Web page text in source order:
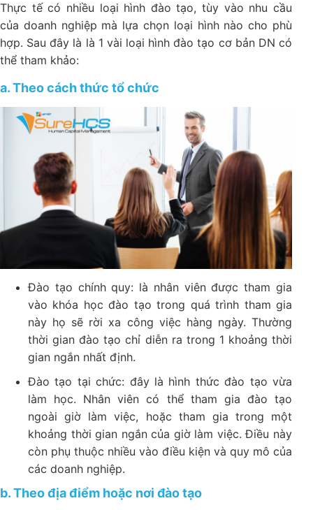
Thực tế có nhiều loại hình đào tạo, tùy vào nhu cầu
của doanh nghiệp mà lựa chọn loại hình nào cho phù
hợp. Sau đây là là 1 vài loại hình đào tạo cơ bản DN có
thể tham khảo:
a. Theo cách thức tổ chức
Đào tạo chính quy: là nhân viên được tham gia
vào khóa học đào tạo trong quá trình tham gia
này họ sẽ rời xa công việc hàng ngày. Thường
thời gian đào tạo chỉ diễn ra trong 1 khoảng thời
gian ngắn nhất định.
Đào tạo tại chức: đây là hình thức đào tạo vừa
làm học. Nhân viên có thể tham gia đào tạo
ngoài giờ làm việc, hoặc tham gia trong một
khoảng thời gian ngắn của giờ làm việc. Điều này
còn phụ thuộc nhiều vào điều kiện và quy mô của
các doanh nghiệp.
b. Theo địa điểm hoặc nơi đào tạo